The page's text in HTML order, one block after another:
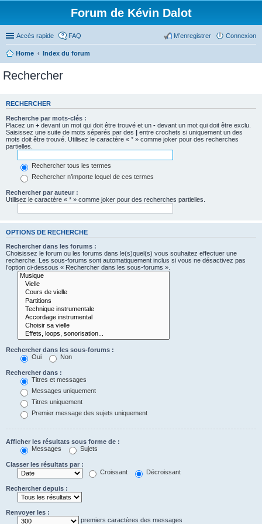
Forum de Kévin Dalot
Accès rapide FAQ Connexion
M’enregistrer
Home Index du forum
Rechercher
RECHERCHER
Recherche par mots-clés :
Placez un + devant un mot qui doit être trouvé et un - devant un mot qui doit être exclu.
Saisissez une suite de mots séparés par des | entre crochets si uniquement un des
mots doit être trouvé. Utilisez le caractère « * » comme joker pour des recherches
partielles.
Rechercher tous les termes
Rechercher n’importe lequel de ces termes
Rechercher par auteur :
Utilisez le caractère « * » comme joker pour des recherches partielles.
OPTIONS DE RECHERCHE
Rechercher dans les forums :
Choisissez le forum ou les forums dans le(s)quel(s) vous souhaitez effectuer une
recherche. Les sous-forums sont automatiquement inclus si vous ne désactivez pas
l’option ci-dessous « Rechercher dans les sous-forums ».
Rechercher dans les sous-forums :
Oui
Non
Rechercher dans :
Titres et messages
Messages uniquement
Titres uniquement
Premier message des sujets uniquement
Afficher les résultats sous forme de :
Messages
Sujets
Classer les résultats par :
Croissant
Décroissant
Rechercher depuis :
Renvoyer les :
premiers caractères des messages